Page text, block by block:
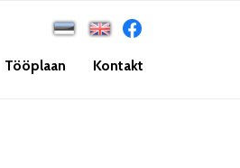
Tööplaan Kontakt